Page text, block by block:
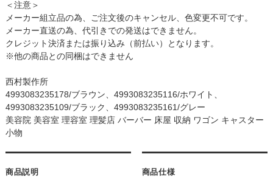
＜注意＞
メーカー組立品の為、ご注文後のキャンセル、色変更不可です。
メーカー直送の為、代引きでの発送はできません。
クレジット決済または振り込み（前払い）となります。
※他の商品との同梱はできません
西村製作所
4993083235178/ブラウン、4993083235116/ホワイト、
4993083235109/ブラック、4993083235161/グレー
美容院 美容室 理容室 理髪店 バーバー 床屋 収納 ワゴン キャスター
小物
商品説明 商品仕様